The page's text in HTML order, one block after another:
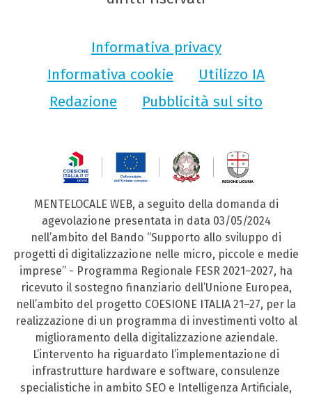
Informativa privacy
Informativa cookie
Utilizzo IA
Redazione
Pubblicità sul sito
MENTELOCALE WEB, a seguito della domanda di
agevolazione presentata in data 03/05/2024
nell’ambito del Bando “Supporto allo sviluppo di
progetti di digitalizzazione nelle micro, piccole e medie
imprese” - Programma Regionale FESR 2021–2027, ha
ricevuto il sostegno finanziario dell’Unione Europea,
nell’ambito del progetto COESIONE ITALIA 21–27, per la
realizzazione di un programma di investimenti volto al
miglioramento della digitalizzazione aziendale.
L’intervento ha riguardato l’implementazione di
infrastrutture hardware e software, consulenze
specialistiche in ambito SEO e Intelligenza Artificiale,